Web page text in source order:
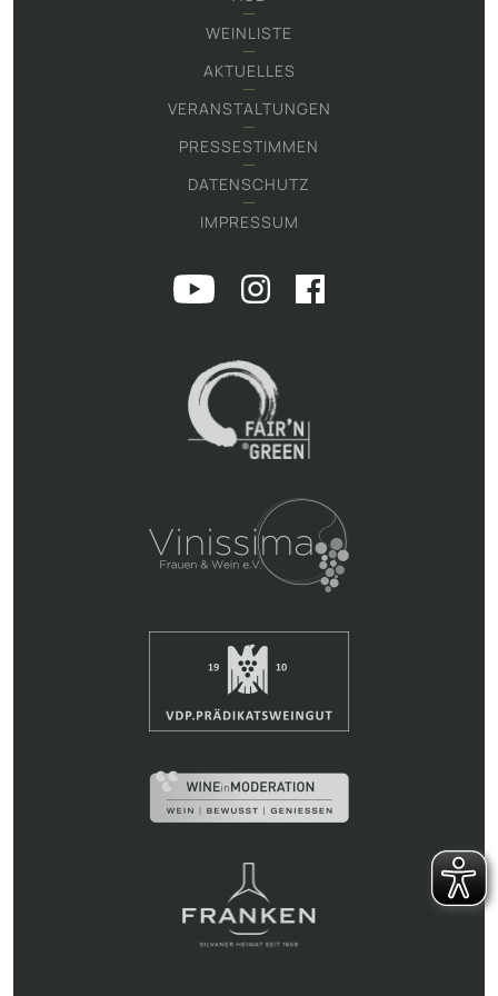
WEINLISTE
AKTUELLES
VERANSTALTUNGEN
PRESSESTIMMEN
DATENSCHUTZ
IMPRESSUM